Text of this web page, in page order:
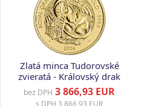
Zlatá minca Tudorovské
zvieratá - Královský drak
2026, 1 oz
bez DPH 3 866,93 EUR
s DPH 3 866,93 EUR